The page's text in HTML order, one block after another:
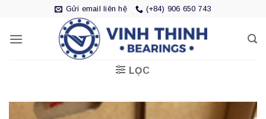
nội
Gửi email liên hệ (+84) 906 650 743
LỌC